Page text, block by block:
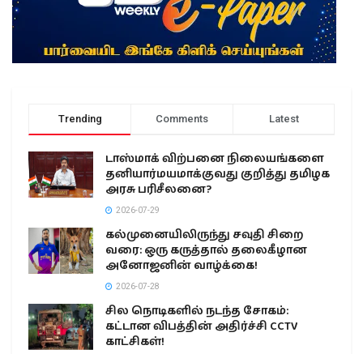
Trending Comments Latest
டாஸ்மாக் விற்பனை நிலையங்களை
தனியார்மயமாக்குவது குறித்து தமிழக
அரசு பரிசீலனை?
2026-07-29
கல்முனையிலிருந்து சவுதி சிறை
வரை: ஒரு கருத்தால் தலைகீழான
அனோஜனின் வாழ்க்கை!
2026-07-28
சில நொடிகளில் நடந்த சோகம்:
கட்டான விபத்தின் அதிர்ச்சி CCTV
காட்சிகள்!